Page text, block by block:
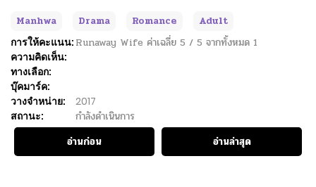
Manhwa Drama Romance
Adult
การให้คะแนน: Runaway Wife ค่าเฉลี่ย 5 / 5 จากทั้งหมด 1
ความคิดเห็น:
ทางเลือก:
บุ๊คมาร์ค:
วางจำหน่าย:
2017
สถานะ:
กำลังดำเนินการ
อ่านก่อน
อ่านล่าสุด